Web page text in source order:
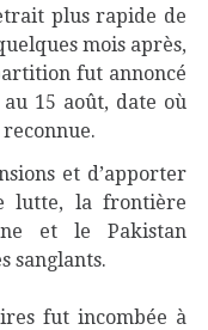
plus rapide de
mois après,
fut annoncé
15 août, date où
et d’apporter
lutte, la frontière
et le Pakistan
sanglants.
fut incombée à